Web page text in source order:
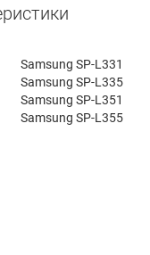
Samsung SP-L331
Samsung SP-L335
Samsung SP-L351
Samsung SP-L355